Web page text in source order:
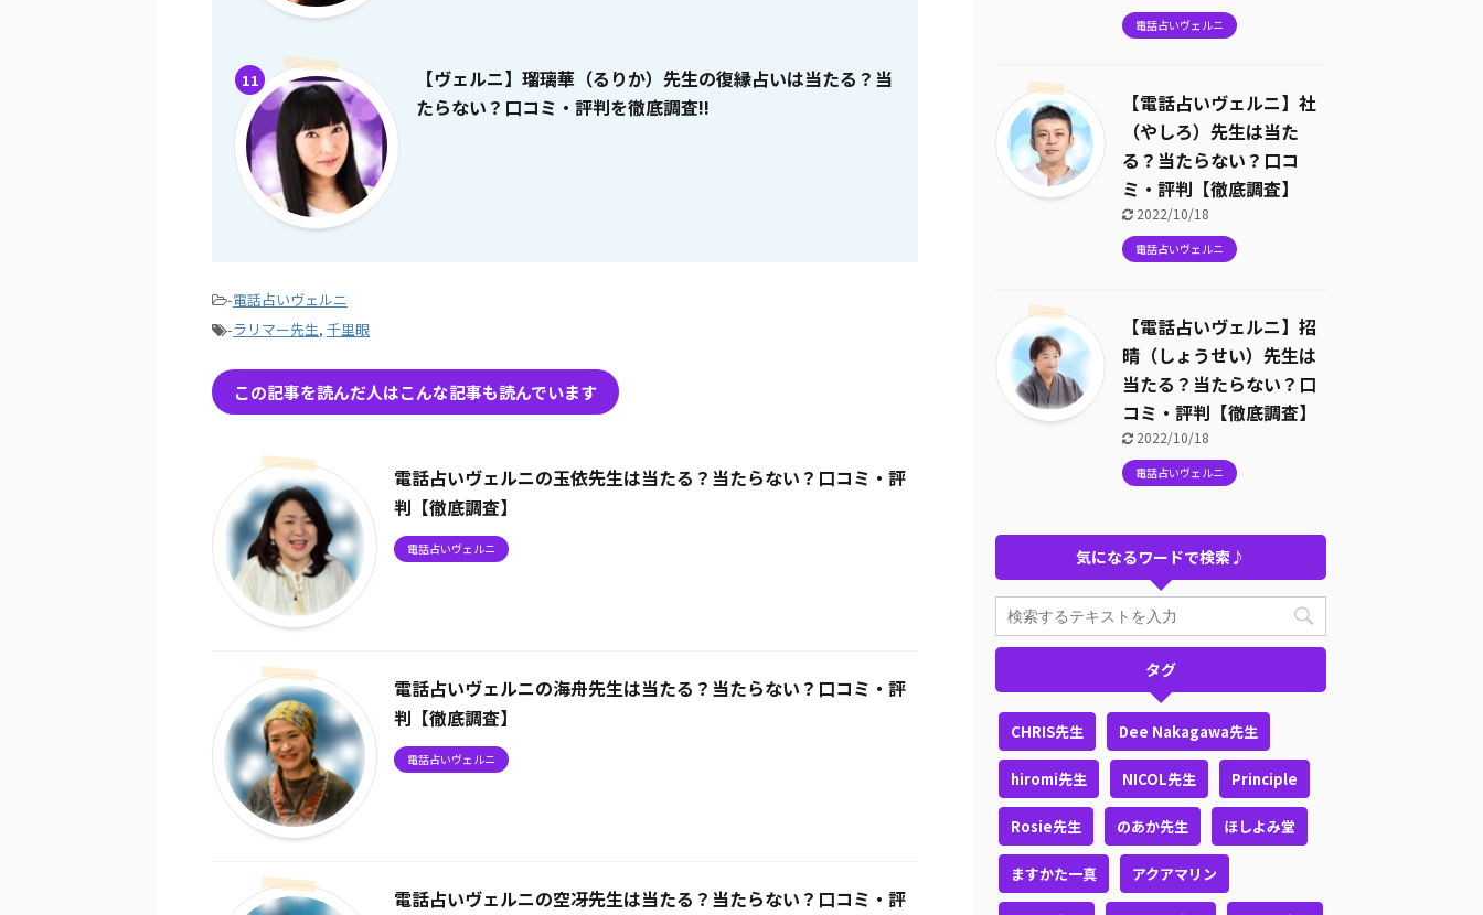
11
【ヴェルニ】瑠璃華（るりか）先生の復縁占いは当たる？当
たらない？口コミ・評判を徹底調査!!
-電話占いヴェルニ
-ラリマー先生, 千里眼
この記事を読んだ人はこんな記事も読んでいます
電話占いヴェルニの玉依先生は当たる？当たらない？口コミ・評
判【徹底調査】
電話占いヴェルニ
電話占いヴェルニの海舟先生は当たる？当たらない？口コミ・評
判【徹底調査】
電話占いヴェルニ
電話占いヴェルニの空冴先生は当たる？当たらない？口コミ・評
電話占いヴェルニ
【電話占いヴェルニ】社
（やしろ）先生は当た
る？当たらない？口コ
ミ・評判【徹底調査】
2022/10/18
電話占いヴェルニ
【電話占いヴェルニ】招
晴（しょうせい）先生は
当たる？当たらない？口
コミ・評判【徹底調査】
2022/10/18
電話占いヴェルニ
気になるワードで検索♪
タグ
CHRIS先生 Dee Nakagawa先生
hiromi先生 NICOL先生 Principle
Rosie先生 のあか先生 ほしよみ堂
ますかた一真 アクアマリン